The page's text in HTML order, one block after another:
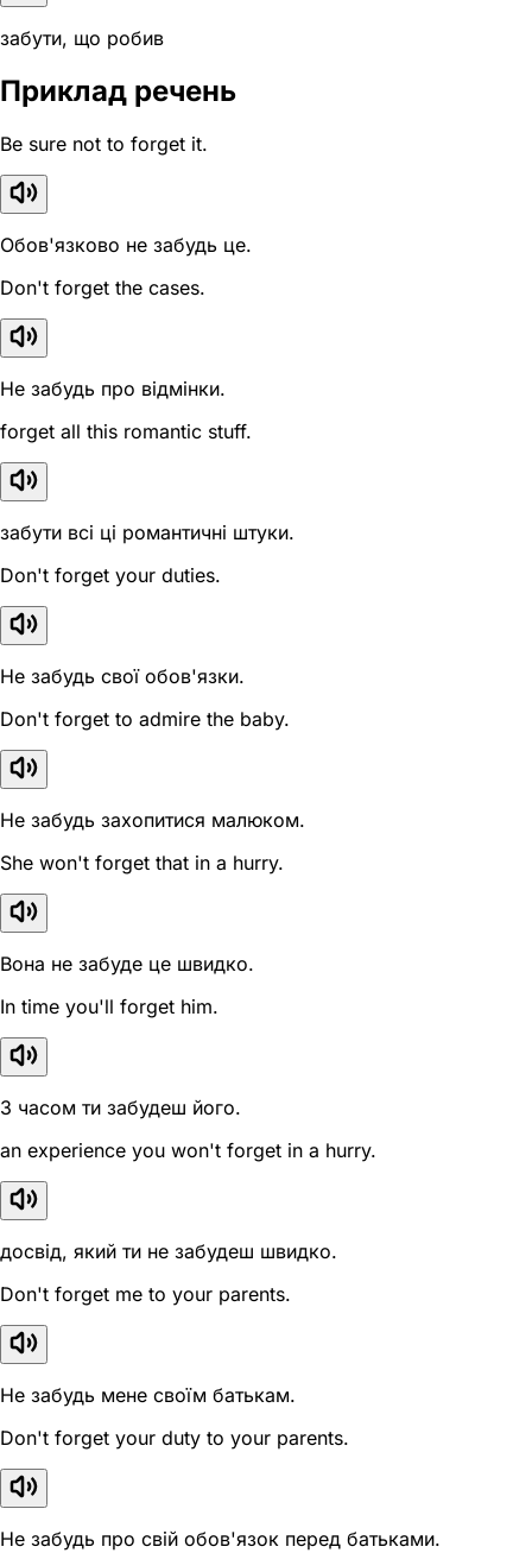
забути, що робив
Приклад речень
Be sure not to forget it.
Обов'язково не забудь це.
Don't forget the cases.
Не забудь про відмінки.
forget all this romantic stuff.
забути всі ці романтичні штуки.
Don't forget your duties.
Не забудь свої обов'язки.
Don't forget to admire the baby.
Не забудь захопитися малюком.
She won't forget that in a hurry.
Вона не забуде це швидко.
In time you'll forget him.
З часом ти забудеш його.
an experience you won't forget in a hurry.
досвід, який ти не забудеш швидко.
Don't forget me to your parents.
Не забудь мене своїм батькам.
Don't forget your duty to your parents.
Не забудь про свій обов'язок перед батьками.